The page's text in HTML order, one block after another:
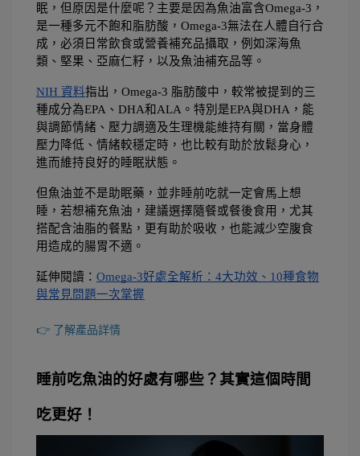
眠，但原因是什麼呢？主要是因為魚油富含Omega-3，
是一種多元不飽和脂肪酸，Omega-3無法在人體自行合
成，必須日常飲食或營養補充品攝取，例如深海魚
類、堅果、亞麻仁籽，以及魚油補充品等。
NIH 資料指出，Omega-3 脂肪酸中，較常被提到的三
種成分為EPA、DHA和ALA。特別是EPA與DHA，能
與調節情緒、壓力調適及生理機能維持有關，當身體
壓力降低、情緒較穩定時，也比較有助於放鬆身心，
進而維持良好的睡眠狀態。
但魚油並不是助眠藥，並非睡前吃就一定會馬上想
睡，若想補充魚油，建議選擇隨餐或餐後食用，尤其
搭配含油脂的餐點，更有助於吸收，也能減少空腹食
用造成的腸胃不適。
延伸閱讀： Omega-3好處全解析：4大功效、10種食物
與常見問題一次掌握
👉 了解產品詳情
睡前吃魚油的好處有哪些？其實這個時間
吃更好！